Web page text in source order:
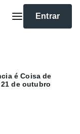
Entrar
é Coisa de
de outubro